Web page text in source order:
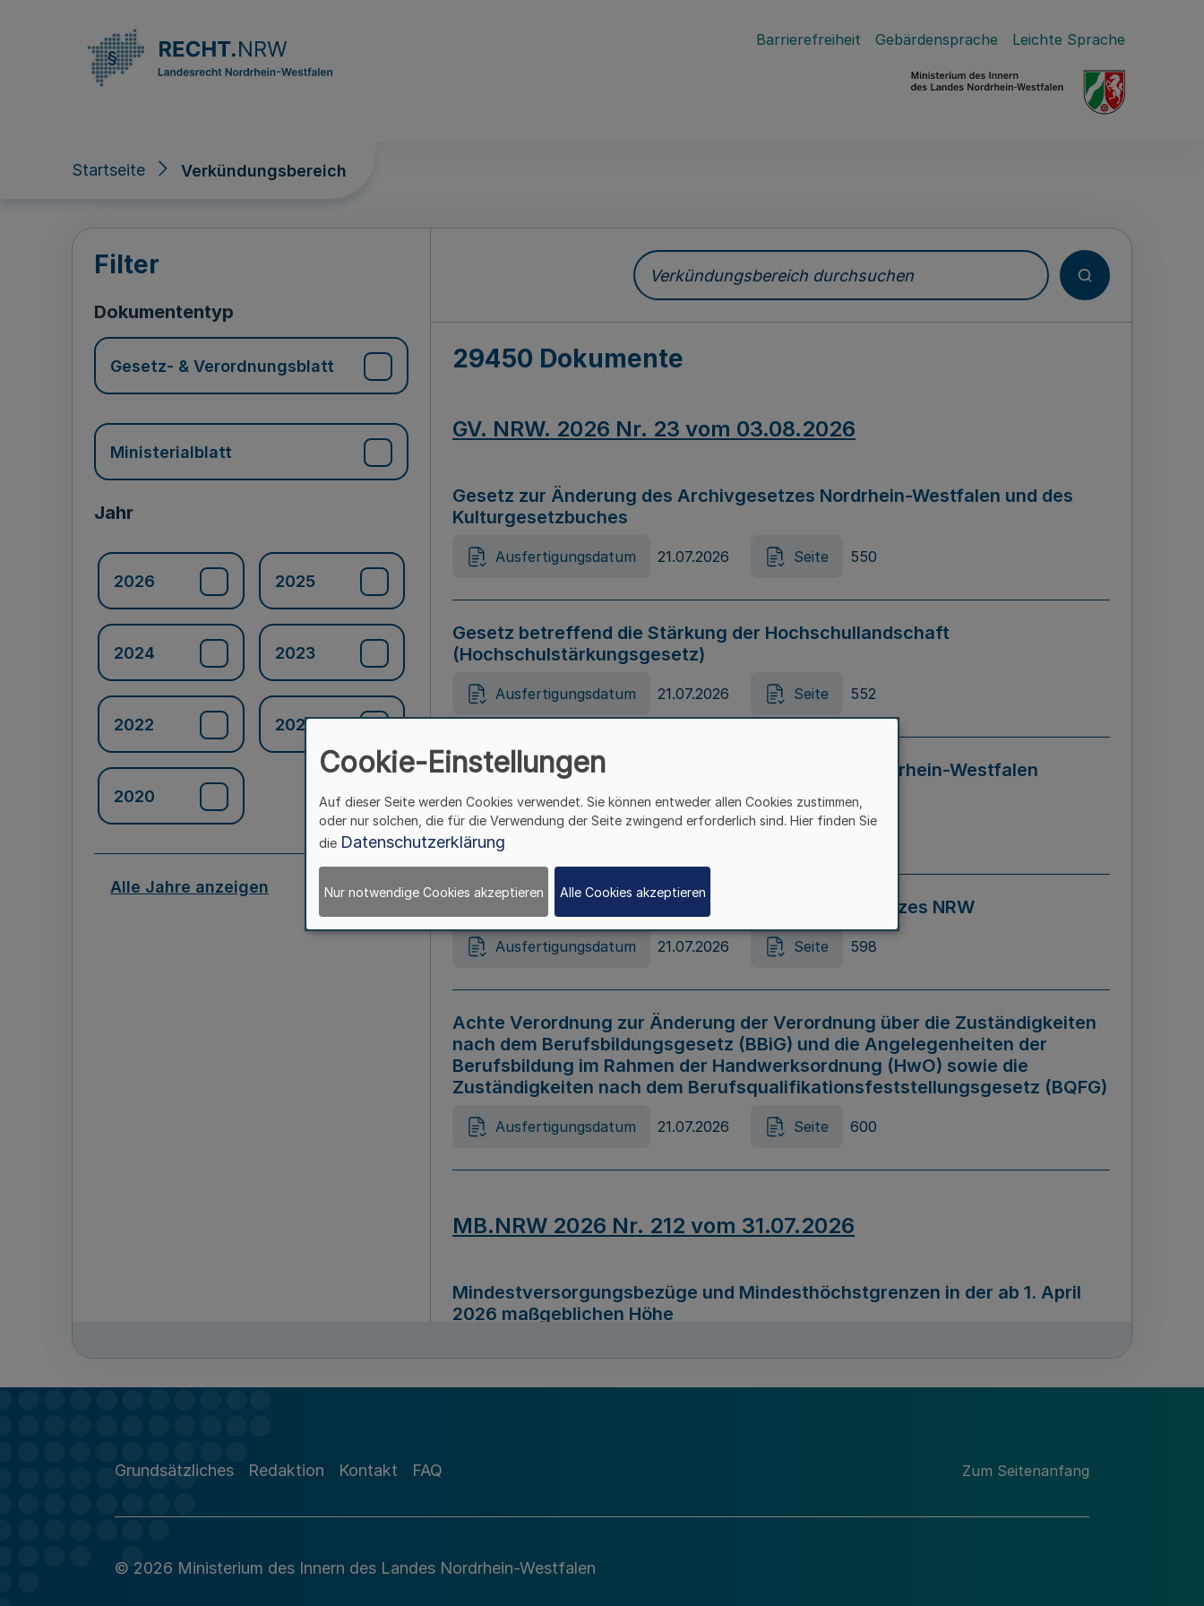
Barrierefreiheit Gebärdensprache Leichte Sprache
Startseite Verkündungsbereich
Verkündungsbereich
Filter
Dokumententyp
Gesetz- & Verordnungsblatt
Ministerialblatt
Jahr
2026 2025
2024 2023
2022 2021
2020
Alle Jahre anzeigen
Verkündungsbereich durchsuchen
29450 Dokumente
GV. NRW. 2026 Nr. 23 vom 03.08.2026
Gesetz zur Änderung des Archivgesetzes Nordrhein-Westfalen und des
Kulturgesetzbuches
Ausfertigungsdatum 21.07.2026 Seite 550
Gesetz betreffend die Stärkung der Hochschullandschaft
(Hochschulstärkungsgesetz)
Ausfertigungsdatum 21.07.2026 Seite 552
Gesetz zur Vermeidung von Diskriminierung in Nordrhein-Westfalen
(Landesantidiskriminierungsgesetz – LADG NRW)
Ausfertigungsdatum 21.07.2026 Seite 595
Gesetz zur Änderung des Online-Casinospiel Gesetzes NRW
Ausfertigungsdatum 21.07.2026 Seite 598
Achte Verordnung zur Änderung der Verordnung über die Zuständigkeiten
nach dem Berufsbildungsgesetz (BBiG) und die Angelegenheiten der
Berufsbildung im Rahmen der Handwerksordnung (HwO) sowie die
Zuständigkeiten nach dem Berufsqualifikationsfeststellungsgesetz (BQFG)
Ausfertigungsdatum 21.07.2026 Seite 600
MB.NRW 2026 Nr. 212 vom 31.07.2026
Mindestversorgungsbezüge und Mindesthöchstgrenzen in der ab 1. April
2026 maßgeblichen Höhe
Richtlinie zur Durchführung des Förderprogramms „Mittelstand Innovativ &
Grundsätzliches Redaktion Kontakt FAQ Zum Seitenanfang
© 2026 Ministerium des Innern des Landes Nordrhein-Westfalen
Cookie-Einstellungen
Auf dieser Seite werden Cookies verwendet. Sie können entweder allen Cookies zustimmen,
oder nur solchen, die für die Verwendung der Seite zwingend erforderlich sind. Hier finden Sie
die Datenschutzerklärung
Nur notwendige Cookies akzeptieren Alle Cookies akzeptieren